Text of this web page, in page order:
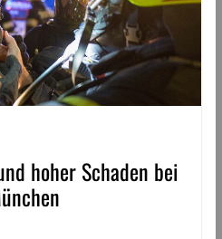
hoher Schaden bei